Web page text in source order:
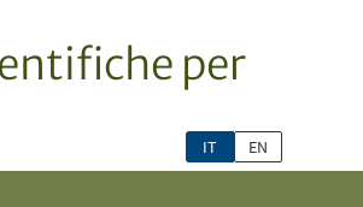
per
IT EN